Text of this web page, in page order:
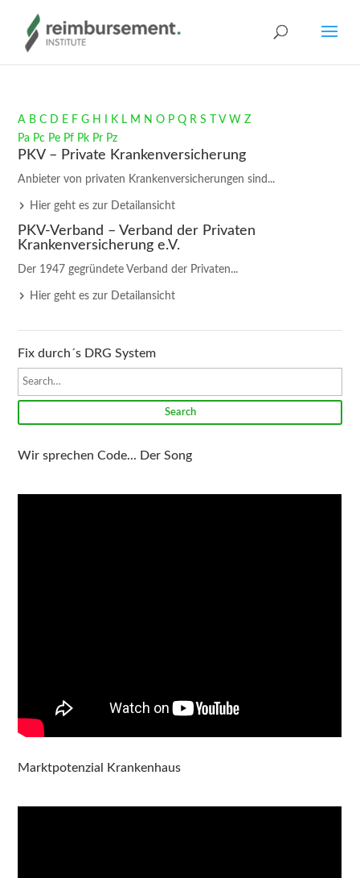
A B C D E F G H K L M N O P Q R S V W Z
Pa Pc Pe Pf Pk Pr Pz
PKV – Private Krankenversicherung
Anbieter von privaten Krankenversicherungen sind...
Hier geht es zur Detailansicht
PKV-Verband – Verband der Privaten
Krankenversicherung e.V.
Der 1947 gegründete Verband der Privaten...
Hier geht es zur Detailansicht
Fix durch´s DRG System
Search
Wir sprechen Code... Der Song
Marktpotenzial Krankenhaus